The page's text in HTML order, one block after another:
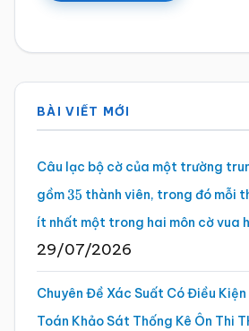
Sidebar
chính
BÀI VIẾT MỚI
Câu lạc bộ cờ của một trường
gồm35 thành viên, trong đó mỗi
ít nhất một trong hai môn cờ vua
29/07/2026
Chuyên Đề Xác Suất Có Điều Kiện
Toán Khảo Sát Thống Kê Ôn Thi